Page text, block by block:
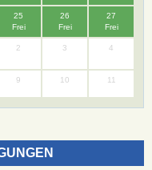
25
Frei
26
Frei
27
Frei
2 3 4
9 10 11